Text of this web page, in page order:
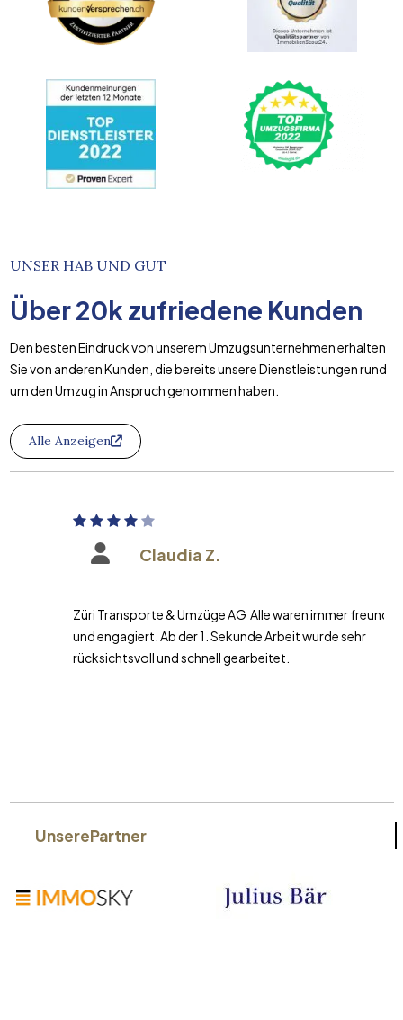
UNSER HAB UND GUT
Über20k zufriedene Kunden
Den besten Eindruck von unserem Umzugsunternehmen erhalten
Sie von anderen Kunden, die bereits unsere Dienstleistungen rund
um den Umzug in Anspruch genommen haben.
Alle Anzeigen
Claudia Z.
Züri Transporte & Umzüge AG Alle waren immer freundlich
und engagiert. Ab der 1. Sekunde Arbeit wurde sehr
rücksichtsvoll und schnell gearbeitet.
UnserePartner